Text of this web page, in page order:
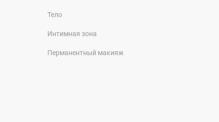
Тело
Интимная зона
Перманентный макияж